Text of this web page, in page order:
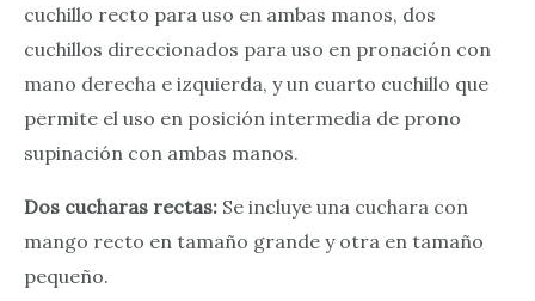
cuchillo recto para uso en ambas manos, dos
cuchillos direccionados para uso en pronación con
mano derecha e izquierda, y un cuarto cuchillo que
permite el uso en posición intermedia de prono
supinación con ambas manos.
Dos cucharas rectas: Se incluye una cuchara con
mango recto en tamaño grande y otra en tamaño
pequeño.